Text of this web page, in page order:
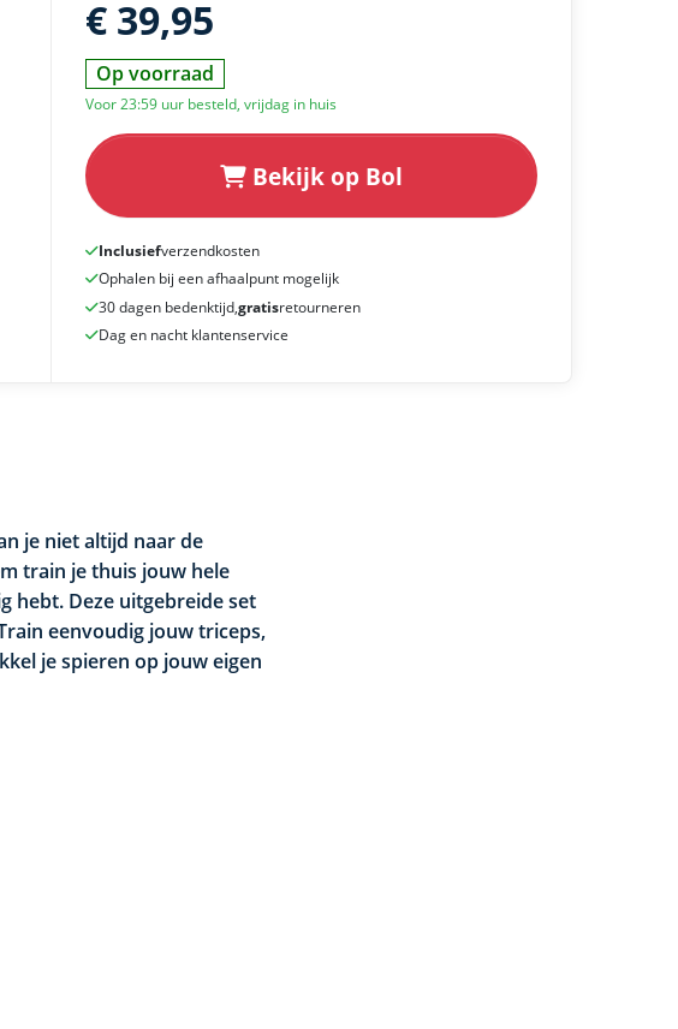
€ 39,95
Op voorraad
Voor 23:59 uur besteld, vrijdag in huis
Bekijk op Bol
Inclusiefverzendkosten
Ophalen bij een afhaalpunt mogelijk
30 dagen bedenktijd,gratisretourneren
Dag en nacht klantenservice
je niet altijd naar de
train je thuis jouw hele
hebt. Deze uitgebreide set
eenvoudig jouw triceps,
je spieren op jouw eigen